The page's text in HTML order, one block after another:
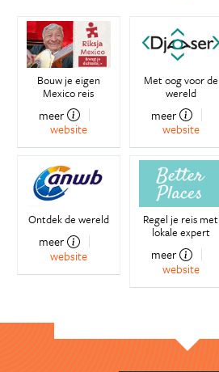
Bouw je eigen
Mexico reis
meer
website
Met oog voor de
wereld
meer
website
Ontdek de wereld
meer
website
Regel je reis met
lokale expert
meer
website